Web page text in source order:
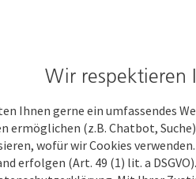
die Radfahrer nach
Über Sipbachzell kehren die
– Wartberg a.d. Krems
(R12 Voralpenradweg) –
Wir respektieren
Ihnen gerne ein umfassendes
ermöglichen (z.B. Chatbot,
wofür wir Cookies
erfolgen (Art. 49 (1) lit. a